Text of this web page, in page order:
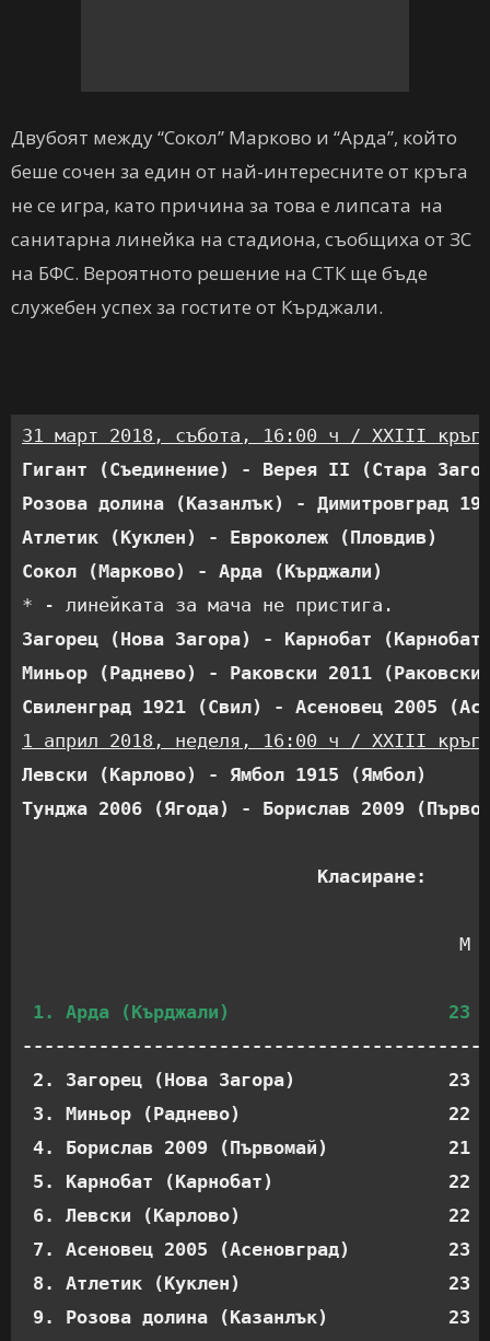
Двубоят между “Сокол” Марково и “Арда”, който
беше сочен за един от най-интересните от кръга
не се игра, като причина за това е липсата на
санитарна линейка на стадиона, съобщиха от ЗС
на БФС. Вероятното решение на СТК ще бъде
служебен успех за гостите от Кърджали.
31 март 2018, събота, 16:00 ч / XXIII
Гигант (Съединение) - Верея II (Стара
Розова долина (Казанлък) -
Атлетик (Куклен) - Евроколеж
Сокол (Марково) - Арда (Кърджали)
Загорец (Нова Загора) - Карнобат
Миньор (Раднево) - Раковски 2011
Свиленград 1921 (Свил) - Асеновец 2005
1 април 2018, неделя, 16:00 ч / XXIII
Левски (Карлово) - Ямбол 1915
Тунджа 2006 (Ягода) - Борислав 2009
Класиране:
М
1. Арда (Кърджали)                    23
2. Загорец (Нова Загора)
3. Миньор (Раднево)
4. Борислав 2009 (Първомай)
5. Карнобат (Карнобат)
6. Левски (Карлово)
7. Асеновец 2005 (Асеновград)
8. Атлетик (Куклен)
9. Розова долина (Казанлък)